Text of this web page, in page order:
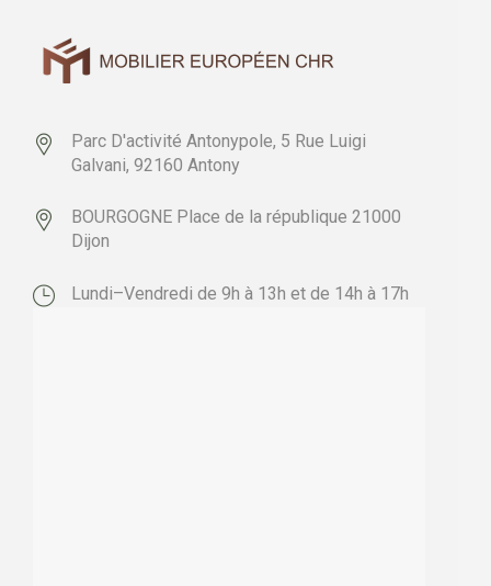
Parc D'activité Antonypole, 5 Rue Luigi
Galvani, 92160 Antony
BOURGOGNE Place de la république 21000
Dijon
Lundi–Vendredi de 9h à 13h et de 14h à 17h